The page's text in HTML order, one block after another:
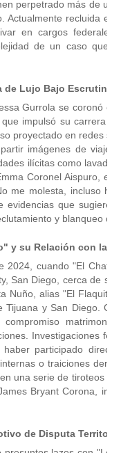
perpetrado más de
Actualmente recluida
en cargos
de un caso que
Lujo Bajo Escrutinio
Gurrola se coronó
impulsó su carrera
proyectado en redes
imágenes de
ilícitas como
Coronel Aispuro,
me molesta, incluso
evidencias que
y blanqueo
y su Relación con la
2024, cuando "El
San Diego, cerca de
Nuño, alias "El
y San Diego.
Investigaciones
participado
o traiciones
una serie de tiroteos
Bryant Corona,
de Disputa